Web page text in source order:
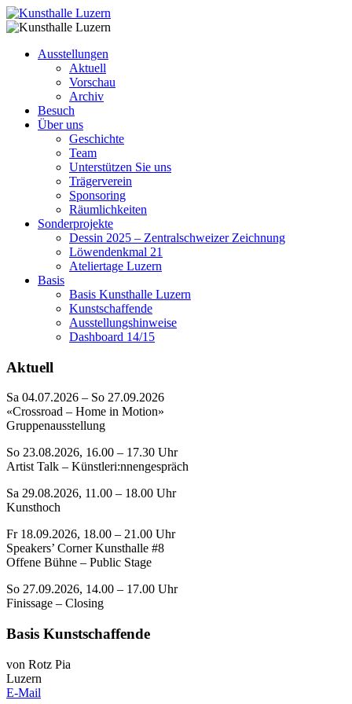
Ausstellungen
Aktuell
Vorschau
Archiv
Besuch
Über uns
Geschichte
Team
Unterstützen Sie uns
Trägerverein
Sponsoring
Räumlichkeiten
Sonderprojekte
Dessin 2025 – Zentralschweizer Zeichnung
Löwendenkmal 21
Ateliertage Luzern
Basis
Basis Kunsthalle Luzern
Kunstschaffende
Ausstellungshinweise
Dashboard 14/15
Aktuell
Sa 04.07.2026 – So 27.09.2026
«Crossroad – Home in Motion»
Gruppenausstellung
So 23.08.2026, 16.00 – 17.30 Uhr
Artist Talk – Künstleri:nnengespräch
Sa 29.08.2026, 11.00 – 18.00 Uhr
Kunsthoch
Fr 18.09.2026, 18.00 – 21.00 Uhr
Speakers’ Corner Kunsthalle #8
Offene Bühne – Public Stage
So 27.09.2026, 14.00 – 17.00 Uhr
Finissage – Closing
Basis Kunstschaffende
von Rotz Pia
Luzern
E-Mail